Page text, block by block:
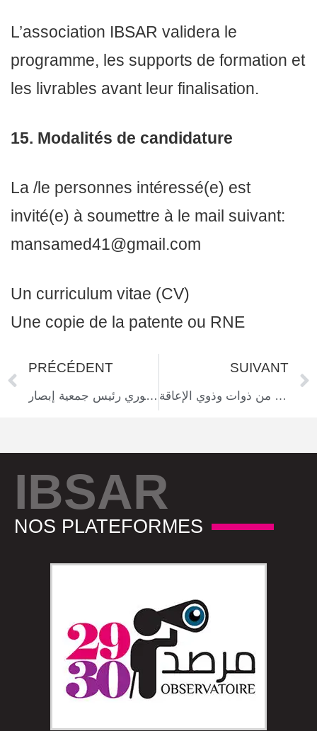
L’association IBSAR validera le
programme, les supports de formation et
les livrables avant leur finalisation.
15. Modalités de candidature
La /le personnes intéressé(e) est
invité(e) à soumettre à le mail suivant:
mansamed41@gmail.com
Un curriculum vitae (CV)
Une copie de la patente ou RNE
PRÉCÉDENT
التمكين الاقتصادي ليس خيارًا بل حقًا أساسيًا: محمد المنصوري رئيس جمعية إبصار
SUIVANT
الدورة الثامنة للمهرجان الدولي للموسيقيين والمبدعين من ذوات وذوي الإعاقة
IBSAR
NOS PLATEFORMES